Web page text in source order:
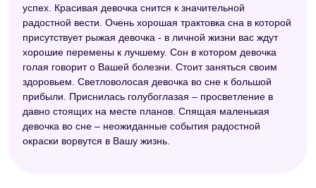
успех. Красивая девочка снится к значительной
радостной вести. Очень хорошая трактовка сна в которой
присутствует рыжая девочка - в личной жизни вас ждут
хорошие перемены к лучшему. Сон в котором девочка
голая говорит о Вашей болезни. Стоит заняться своим
здоровьем. Светловолосая девочка во сне к большой
прибыли. Приснилась голубоглазая – просветление в
давно стоящих на месте планов. Спящая маленькая
девочка во сне – неожиданные события радостной
окраски ворвутся в Вашу жизнь.